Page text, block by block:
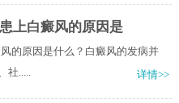
上白癜风的原因是
的原因是什么？白癜风的发病并
社.....
详情>>